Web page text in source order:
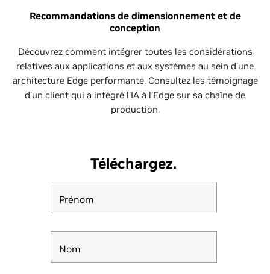
Recommandations de dimensionnement et de
conception
Découvrez comment intégrer toutes les considérations
relatives aux applications et aux systèmes au sein d’une
architecture Edge performante. Consultez les témoignage
d'un client qui a intégré l’IA à l’Edge sur sa chaîne de
production.
Téléchargez.
Prénom
Nom